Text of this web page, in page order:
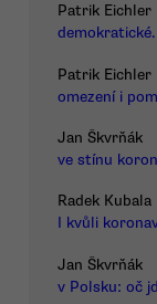
Patrik Eichler
Patrik Eichler
omezení i
Jan Škvrňák
ve stínu
Radek Kubala
I kvůli
Jan Škvrňák
v Polsku: oč